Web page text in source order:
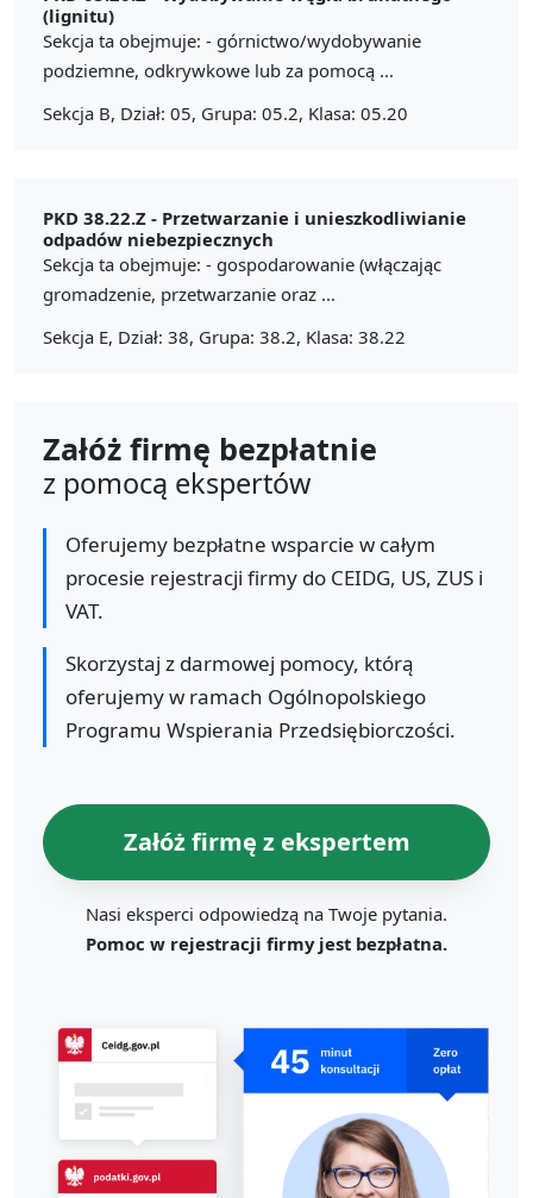
(lignitu)
Sekcja ta obejmuje: - górnictwo/wydobywanie
podziemne, odkrywkowe lub za pomocą ...
Sekcja B, Dział: 05, Grupa: 05.2, Klasa: 05.20
PKD 38.22.Z - Przetwarzanie i unieszkodliwianie
odpadów niebezpiecznych
Sekcja ta obejmuje: - gospodarowanie (włączając
gromadzenie, przetwarzanie oraz ...
Sekcja E, Dział: 38, Grupa: 38.2, Klasa: 38.22
Załóż firmę bezpłatnie
z pomocą ekspertów
Oferujemy bezpłatne wsparcie w całym
procesie rejestracji firmy do CEIDG, US, ZUS i
VAT.
Skorzystaj z darmowej pomocy, którą
oferujemy w ramach Ogólnopolskiego
Programu Wspierania Przedsiębiorczości.
Załóż firmę z ekspertem
Nasi eksperci odpowiedzą na Twoje pytania.
Pomoc w rejestracji firmy jest bezpłatna.